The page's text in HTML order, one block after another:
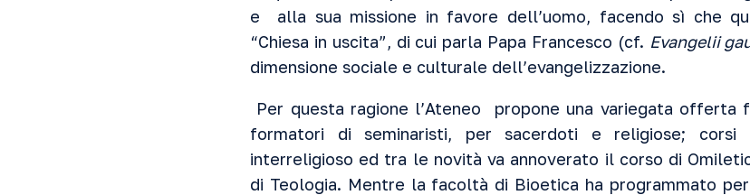
e alla sua missione in favore dell’uomo, facendo sì che
“Chiesa in uscita”, di cui parla Papa Francesco (cf. Evangelii
dimensione sociale e culturale dell’evangelizzazione.
Per questa ragione l’Ateneo propone una variegata offerta
formatori di seminaristi, per sacerdoti e religiose; corsi
interreligioso ed tra le novità va annoverato il corso di
di Teologia. Mentre la facoltà di Bioetica ha programmato